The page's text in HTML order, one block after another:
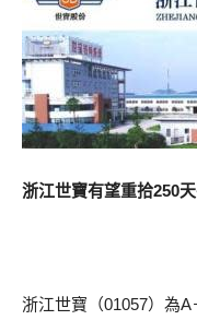
浙江世寶有望重拾250
浙江世寶（01057）為